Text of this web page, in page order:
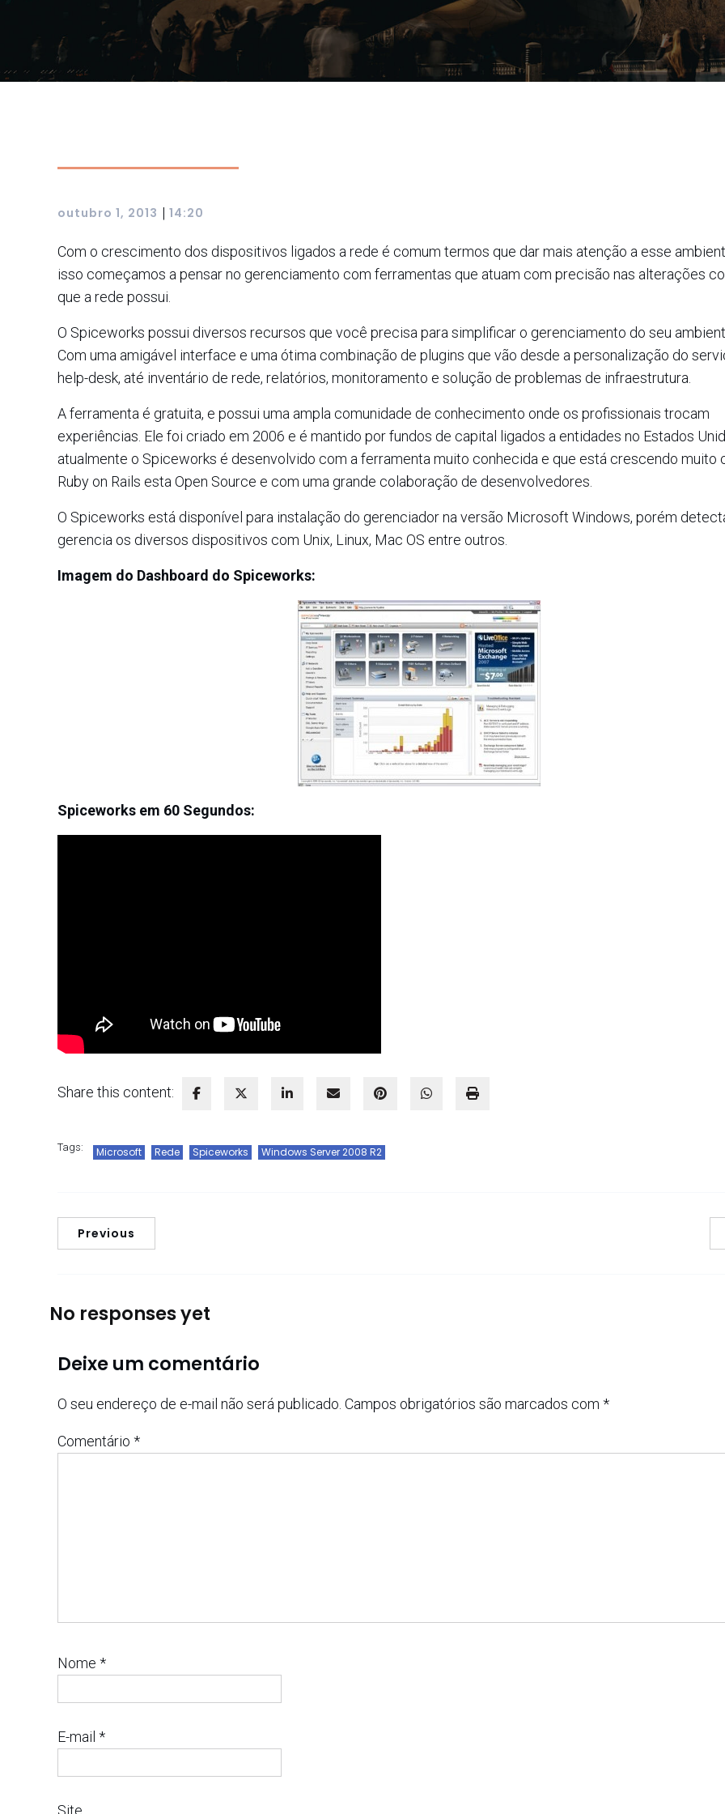
outubro 1, 2013 | 14:20
Com o crescimento dos dispositivos ligados a rede é comum termos que dar mais atenção a esse
isso começamos a pensar no gerenciamento com ferramentas que atuam com precisão nas alterações
que a rede possui.
O Spiceworks possui diversos recursos que você precisa para simplificar o gerenciamento do seu
Com uma amigável interface e uma ótima combinação de plugins que vão desde a personalização do
help-desk, até inventário de rede, relatórios, monitoramento e solução de problemas de infraestrutura.
A ferramenta é gratuita, e possui uma ampla comunidade de conhecimento onde os profissionais trocam
experiências. Ele foi criado em 2006 e é mantido por fundos de capital ligados a entidades no Estados
atualmente o Spiceworks é desenvolvido com a ferramenta muito conhecida e que está crescendo muito
Ruby on Rails esta Open Source e com uma grande colaboração de desenvolvedores.
O Spiceworks está disponível para instalação do gerenciador na versão Microsoft Windows, porém
gerencia os diversos dispositivos com Unix, Linux, Mac OS entre outros.
Imagem do Dashboard do Spiceworks:
Spiceworks em 60 Segundos:
Share this content:
Tags: Microsoft Rede Spiceworks Windows Server 2008 R2
Previous
No responses yet
Deixe um comentário
O seu endereço de e-mail não será publicado. Campos obrigatórios são marcados com *
Comentário *
Nome *
E-mail *